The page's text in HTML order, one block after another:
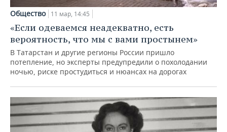
ВОДНЫЕ ВИДЫ СПОРТА
ХОККЕЙ С МЯЧОМ
ОБРАЗОВАНИЕ
ПРОИСШЕСТВИЯ
Общество 11 мар, 14:45
«Если одеваемся неадекватно, есть
вероятность, что мы с вами простынем»
В Татарстан и другие регионы России пришло
потепление, но эксперты предупредили о похолодании
ночью, риске простудиться и нюансах на дорогах